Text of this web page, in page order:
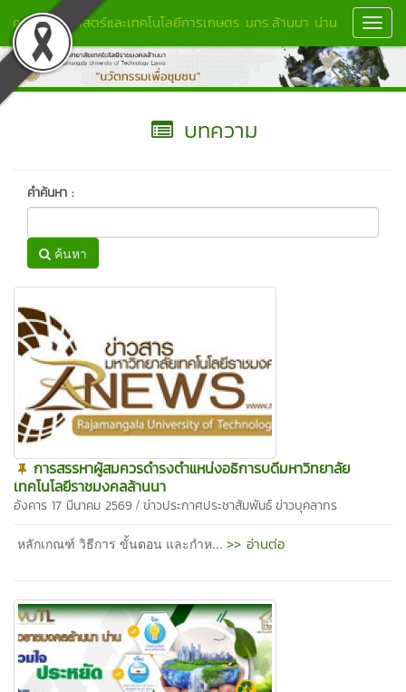
คณะวิทยาศาสตร์และเทคโนโลยีการเกษตร มทร.ล้านนา น่าน
บทความ
คำค้นหา :
ค้นหา
การสรรหาผู้สมควรดำรงตำแหน่งอธิการบดีมหาวิทยาลัย
เทคโนโลยีราชมงคลล้านนา
อังคาร 17 มีนาคม 2569 / ข่าวประกาศประชาสัมพันธ์ข่าวบุคลากร
หลักเกณฑ์ วิธีการ ขั้นตอน และกำห... >> อ่านต่อ